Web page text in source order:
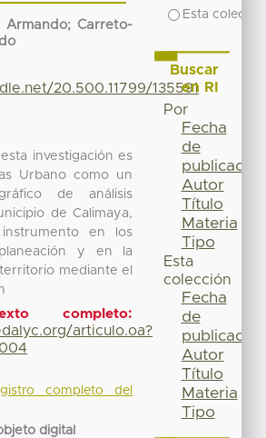
Armando; Carreto-
20.500.11799/135591
investigación es
Urbano como un
de análisis
de Calimaya,
en los
y en la
mediante el
completo:
articulo.oa?
completo del
digital
Esta
Buscar
en RI
Por
Fecha
de
publicación
Autor
Título
Materia
Tipo
Esta
colección
Fecha
de
publicación
Autor
Título
Materia
Tipo